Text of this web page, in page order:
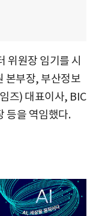
위원장 임기를 시
본부장, 부산정보
즈) 대표이사, BIC
등을 역임했다.